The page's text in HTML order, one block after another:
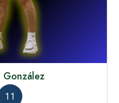
González
11